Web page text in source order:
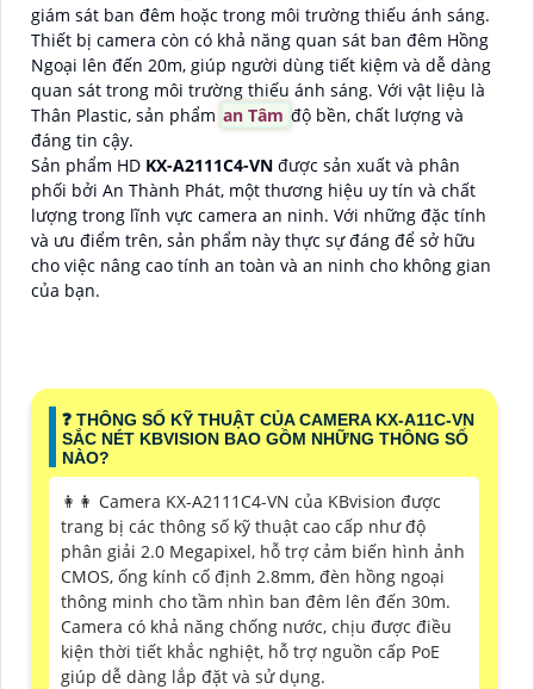
giám sát ban đêm hoặc trong môi trường thiếu ánh sáng.
Thiết bị camera còn có khả năng quan sát ban đêm Hồng
Ngoại lên đến 20m, giúp người dùng tiết kiệm và dễ dàng
quan sát trong môi trường thiếu ánh sáng. Với vật liệu là
Thân Plastic, sản phẩm an Tâm độ bền, chất lượng và
đáng tin cậy.
Sản phẩm HD KX-A2111C4-VN được sản xuất và phân
phối bởi An Thành Phát, một thương hiệu uy tín và chất
lượng trong lĩnh vực camera an ninh. Với những đặc tính
và ưu điểm trên, sản phẩm này thực sự đáng để sở hữu
cho việc nâng cao tính an toàn và an ninh cho không gian
của bạn.
️❓ THÔNG SỐ KỸ THUẬT CỦA CAMERA KX-A11C-VN
SẮC NÉT KBVISION BAO GỒM NHỮNG THÔNG SỐ
NÀO?
️👩‍👩 Camera KX-A2111C4-VN của KBvision được
trang bị các thông số kỹ thuật cao cấp như độ
phân giải 2.0 Megapixel, hỗ trợ cảm biến hình ảnh
CMOS, ống kính cố định 2.8mm, đèn hồng ngoại
thông minh cho tầm nhìn ban đêm lên đến 30m.
Camera có khả năng chống nước, chịu được điều
kiện thời tiết khắc nghiệt, hỗ trợ nguồn cấp PoE
giúp dễ dàng lắp đặt và sử dụng.